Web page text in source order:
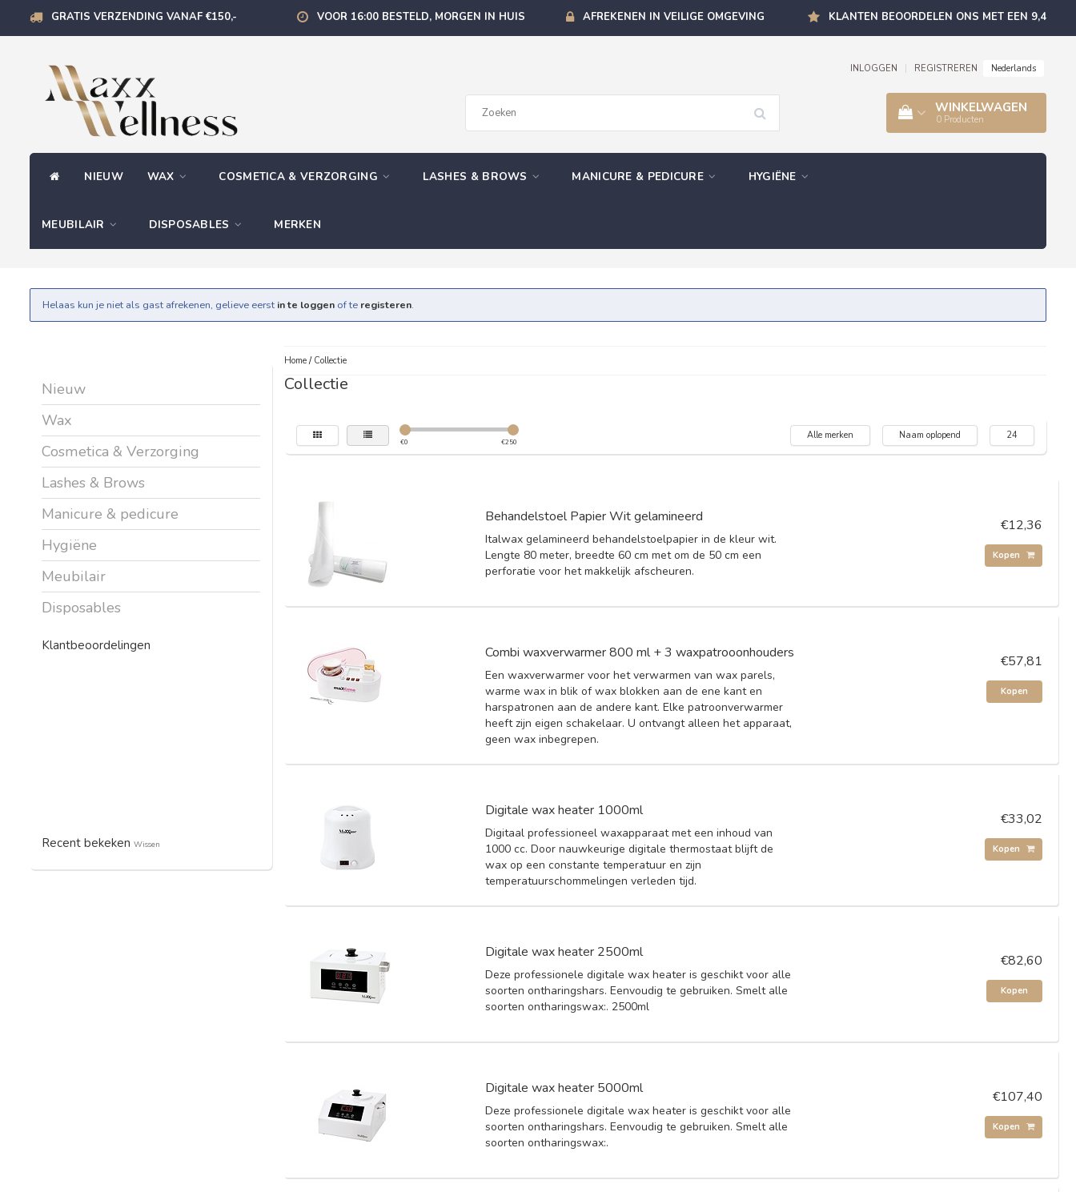
GRATIS VERZENDING VANAF €150,- VOOR 16:00 BESTELD, MORGEN IN HUIS AFREKENEN IN VEILIGE OMGEVING KLANTEN BEOORDELEN ONS MET EEN 9,4
INLOGGEN REGISTREREN Nederlands
WINKELWAGEN
0 Producten
NIEUW WAX COSMETICA & VERZORGING LASHES & BROWS MANICURE & PEDICURE HYGIËNE
MEUBILAIR DISPOSABLES MERKEN
Helaas kun je niet als gast afrekenen, gelieve eerst in te loggen of te registeren.
Nieuw
Wax
Cosmetica & Verzorging
Lashes & Brows
Manicure & pedicure
Hygiëne
Meubilair
Disposables
Klantbeoordelingen
Recent bekeken Wissen
Home/ Collectie
Collectie
€0 €250
Alle merken Naam oplopend 24
Behandelstoel Papier Wit gelamineerd
Italwax gelamineerd behandelstoelpapier in de kleur wit.
Lengte 80 meter, breedte 60 cm met om de 50 cm een
perforatie voor het makkelijk afscheuren.
€12,36
Kopen
Combi waxverwarmer 800 ml + 3 waxpatrooonhouders
Een waxverwarmer voor het verwarmen van wax parels,
warme wax in blik of wax blokken aan de ene kant en
harspatronen aan de andere kant. Elke patroonverwarmer
heeft zijn eigen schakelaar. U ontvangt alleen het apparaat,
geen wax inbegrepen.
€57,81
Kopen
Digitale wax heater 1000ml
Digitaal professioneel waxapparaat met een inhoud van
1000 cc. Door nauwkeurige digitale thermostaat blijft de
wax op een constante temperatuur en zijn
temperatuurschommelingen verleden tijd.
€33,02
Kopen
Digitale wax heater 2500ml
Deze professionele digitale wax heater is geschikt voor alle
soorten ontharingshars. Eenvoudig te gebruiken. Smelt alle
soorten ontharingswax:. 2500ml
€82,60
Kopen
Digitale wax heater 5000ml
Deze professionele digitale wax heater is geschikt voor alle
soorten ontharingshars. Eenvoudig te gebruiken. Smelt alle
soorten ontharingswax:.
€107,40
Kopen